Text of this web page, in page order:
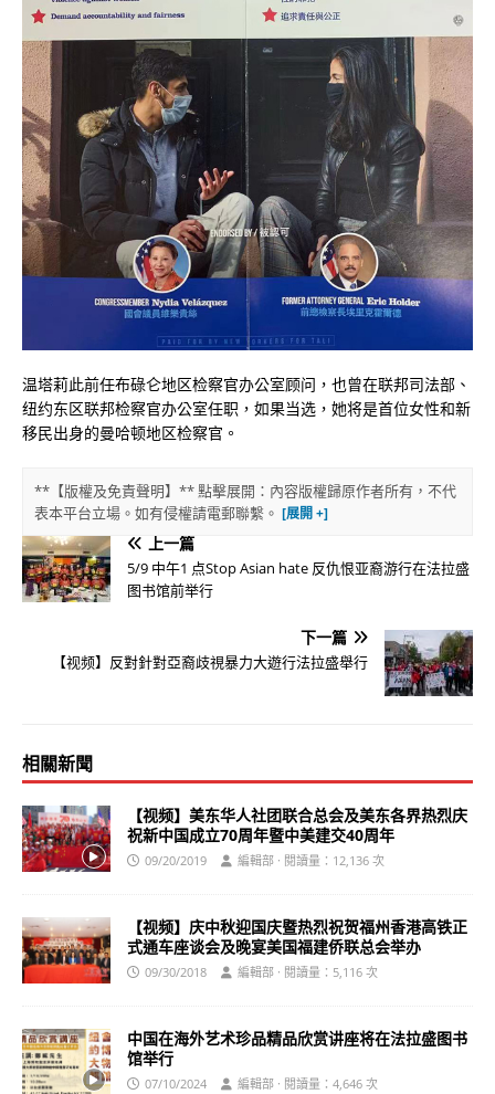
温塔莉此前任布碌仑地区检察官办公室顾问，也曾在联邦司法部、
纽约东区联邦检察官办公室任职，如果当选，她将是首位女性和新
移民出身的曼哈顿地区检察官。
**【版權及免責聲明】** 點擊展開：內容版權歸原作者所有，不代
表本平台立場。如有侵權請電郵聯繫。
上一篇
5/9 中午1 点Stop Asian hate 反仇恨亚裔游行在法拉盛
图书馆前举行
下一篇
【视频】反對針對亞裔歧視暴力大遊行法拉盛舉行
相關新聞
【视频】美东华人社团联合总会及美东各界热烈庆
祝新中国成立70周年暨中美建交40周年
09/20/2019 編輯部 · 閱讀量：12,136 次
【视频】庆中秋迎国庆暨热烈祝贺福州香港高铁正
式通车座谈会及晚宴美国福建侨联总会举办
09/30/2018 編輯部 · 閱讀量：5,116 次
中国在海外艺术珍品精品欣赏讲座将在法拉盛图书
馆举行
07/10/2024 編輯部 · 閱讀量：4,646 次